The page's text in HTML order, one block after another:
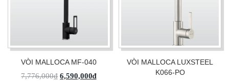
VÒI MALLOCA MF-040
7,776,000₫ 6,590,000₫
VÒI MALLOCA LUXSTEEL
K066-PO